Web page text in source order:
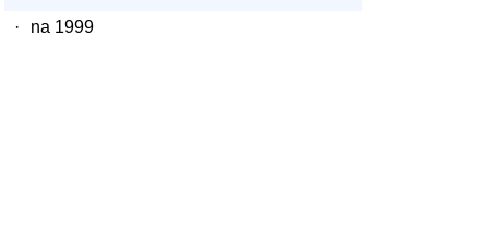
·
na 1999